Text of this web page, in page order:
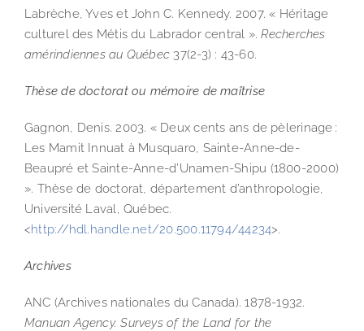
Labrèche, Yves et John C. Kennedy. 2007. « Héritage
culturel des Métis du Labrador central ».Recherches
amérindiennes au Québec 37(2-3) : 43-60.
Thèse de doctorat ou mémoire de maîtrise
Gagnon, Denis. 2003. « Deux cents ans de pèlerinage :
Les Mamit Innuat à Musquaro, Sainte-Anne-de-
Beaupré et Sainte-Anne-d’Unamen-Shipu (1800-2000)
». Thèse de doctorat, département d’anthropologie,
Université Laval, Québec.
<http://hdl.handle.net/20.500.11794/44234>.
Archives
ANC (Archives nationales du Canada). 1878-1932.
Manuan Agency. Surveys of the Land for the